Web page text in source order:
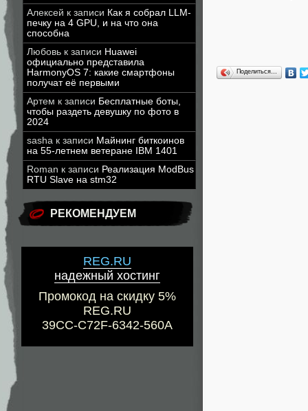
Алексей к записи Как я собрал LLM-
печку на 4 GPU, и на что она
способна
Любовь к записи Huawei
официально представила
HarmonyOS 7: какие смартфоны
получат её первыми
Артем к записи Бесплатные боты,
чтобы раздеть девушку по фото в
2024
sasha к записи Майнинг биткоинов
на 55-летнем ветеране IBM 1401
Roman к записи Реализация ModBus
RTU Slave на stm32
РЕКОМЕНДУЕМ
REG.RU
надежный хостинг
Промокод на скидку 5%
REG.RU
39CC-C72F-6342-560A
Поделиться…